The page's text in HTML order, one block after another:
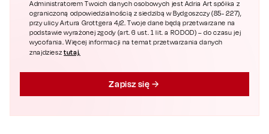
Administratorem Twoich danych osobowych jest Adria Art spółka z
ograniczoną odpowiedzialnością z siedzibą w Bydgoszczy (85- 227),
przy ulicy Artura Grottgera 4/2. Twoje dane będą przetwarzane na
podstawie wyrażonej zgody (art. 6 ust. 1 lit. a RODOD) – do czasu jej
wycofania. Więcej informacji na temat przetwarzania danych
znajdziesztutaj.
Zapisz się